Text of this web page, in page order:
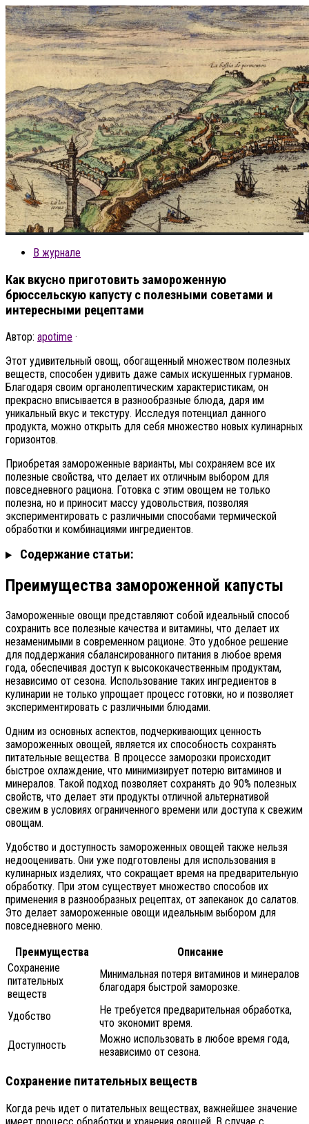
В журнале
Как вкусно приготовить замороженную
брюссельскую капусту с полезными советами и
интересными рецептами
Автор: apotime ·
Этот удивительный овощ, обогащенный множеством полезных
веществ, способен удивить даже самых искушенных гурманов.
Благодаря своим органолептическим характеристикам, он
прекрасно вписывается в разнообразные блюда, даря им
уникальный вкус и текстуру. Исследуя потенциал данного
продукта, можно открыть для себя множество новых кулинарных
горизонтов.
Приобретая замороженные варианты, мы сохраняем все их
полезные свойства, что делает их отличным выбором для
повседневного рациона. Готовка с этим овощем не только
полезна, но и приносит массу удовольствия, позволяя
экспериментировать с различными способами термической
обработки и комбинациями ингредиентов.
Содержание статьи:
Преимущества замороженной капусты
Замороженные овощи представляют собой идеальный способ
сохранить все полезные качества и витамины, что делает их
незаменимыми в современном рационе. Это удобное решение
для поддержания сбалансированного питания в любое время
года, обеспечивая доступ к высококачественным продуктам,
независимо от сезона. Использование таких ингредиентов в
кулинарии не только упрощает процесс готовки, но и позволяет
экспериментировать с различными блюдами.
Одним из основных аспектов, подчеркивающих ценность
замороженных овощей, является их способность сохранять
питательные вещества. В процессе заморозки происходит
быстрое охлаждение, что минимизирует потерю витаминов и
минералов. Такой подход позволяет сохранять до 90% полезных
свойств, что делает эти продукты отличной альтернативой
свежим в условиях ограниченного времени или доступа к свежим
овощам.
Удобство и доступность замороженных овощей также нельзя
недооценивать. Они уже подготовлены для использования в
кулинарных изделиях, что сокращает время на предварительную
обработку. При этом существует множество способов их
применения в разнообразных рецептах, от запеканок до салатов.
Это делает замороженные овощи идеальным выбором для
повседневного меню.
Преимущества
Описание
Сохранение
питательных
веществ
Минимальная потеря витаминов и минералов
благодаря быстрой заморозке.
Удобство
Не требуется предварительная обработка,
что экономит время.
Доступность
Можно использовать в любое время года,
независимо от сезона.
Сохранение питательных веществ
Когда речь идет о питательных веществах, важнейшее значение
имеет процесс обработки и хранения овощей. В случае с